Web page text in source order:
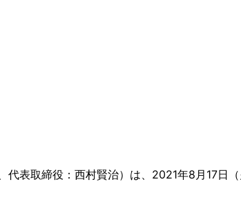
表取締役：西村賢治）は、2021年8月17日